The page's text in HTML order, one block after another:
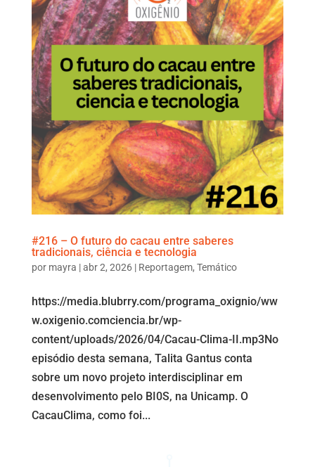
#216 – O futuro do cacau entre saberes
tradicionais, ciência e tecnologia
por mayra |abr 2, 2026| Reportagem, Temático
https://media.blubrry.com/programa_oxignio/ww
w.oxigenio.comciencia.br/wp-
content/uploads/2026/04/Cacau-Clima-II.mp3No
episódio desta semana, Talita Gantus conta
sobre um novo projeto interdisciplinar em
desenvolvimento pelo BI0S, na Unicamp. O
CacauClima, como foi...